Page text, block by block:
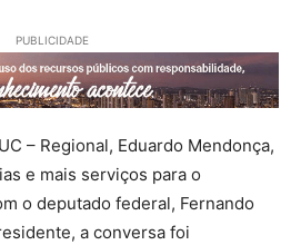
PUBLICIDADE
– Regional, Eduardo Mendonça,
e mais serviços para o
o deputado federal, Fernando
a conversa foi